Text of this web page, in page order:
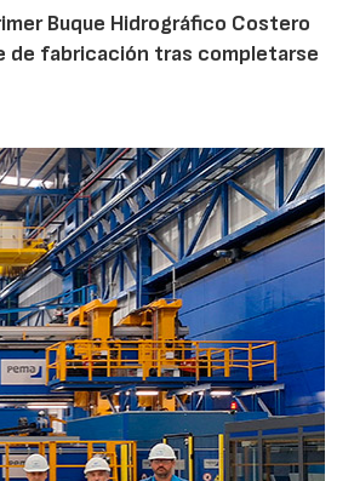
Buque Hidrográfico Costero
de fabricación tras completarse